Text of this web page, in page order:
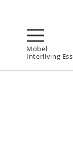
Möbel
Interliving